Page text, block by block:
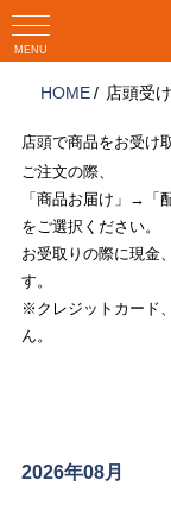
コ
ンMENU
HOME 店頭受
店頭で商品をお受け
ご注文の際、
「商品お届け」→「
をご選択ください。
お受取りの際に現金
す。
※クレジットカード
ん。
2026年08月